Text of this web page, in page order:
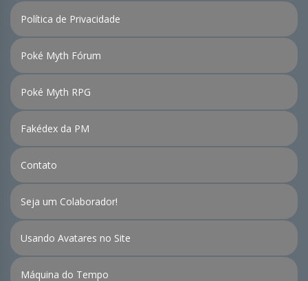
Política de Privacidade
Poké Myth Fórum
Poké Myth RPG
Fakédex da PM
Contato
Seja um Colaborador!
Usando Avatares no Site
Máquina do Tempo